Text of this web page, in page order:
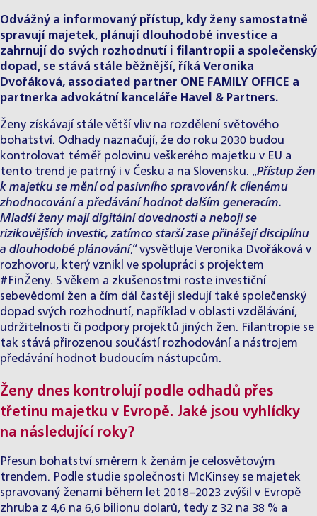
Odvážný a informovaný přístup, kdy ženy samostatně
spravují majetek, plánují dlouhodobé investice a
zahrnují do svých rozhodnutí i filantropii a společenský
dopad, se stává stále běžnější, říká Veronika
Dvořáková, associated partner ONE FAMILY OFFICE a
partnerka advokátní kanceláře Havel & Partners.
Ženy získávají stále větší vliv na rozdělení světového
bohatství. Odhady naznačují, že do roku 2030 budou
kontrolovat téměř polovinu veškerého majetku v EU a
tento trend je patrný i v Česku a na Slovensku. „Přístup žen
k majetku se mění od pasivního spravování k cílenému
zhodnocování a předávání hodnot dalším generacím.
Mladší ženy mají digitální dovednosti a nebojí se
rizikovějších investic, zatímco starší zase přinášejí disciplínu
a dlouhodobé plánování,“ vysvětluje Veronika Dvořáková v
rozhovoru, který vznikl ve spolupráci s projektem
#FinŽeny. S věkem a zkušenostmi roste investiční
sebevědomí žen a čím dál častěji sledují také společenský
dopad svých rozhodnutí, například v oblasti vzdělávání,
udržitelnosti či podpory projektů jiných žen. Filantropie se
tak stává přirozenou součástí rozhodování a nástrojem
předávání hodnot budoucím nástupcům.
Ženy dnes kontrolují podle odhadů přes
třetinu majetku v Evropě. Jaké jsou vyhlídky
na následující roky?
Přesun bohatství směrem k ženám je celosvětovým
trendem. Podle studie společnosti McKinsey se majetek
spravovaný ženami během let 2018–2023 zvýšil v Evropě
zhruba z 4,6 na 6,6 bilionu dolarů, tedy z 32 na 38 % a